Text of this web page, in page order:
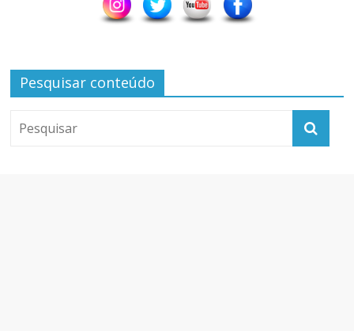
Pesquisar conteúdo